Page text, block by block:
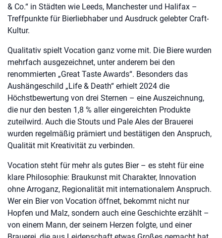
& Co.“ in Städten wie Leeds, Manchester und Halifax –
Treffpunkte für Bierliebhaber und Ausdruck gelebter Craft-
Kultur.
Qualitativ spielt Vocation ganz vorne mit. Die Biere wurden
mehrfach ausgezeichnet, unter anderem bei den
renommierten „Great Taste Awards“. Besonders das
Aushängeschild „Life & Death“ erhielt 2024 die
Höchstbewertung von drei Sternen – eine Auszeichnung,
die nur den besten 1,8 % aller eingereichten Produkte
zuteilwird. Auch die Stouts und Pale Ales der Brauerei
wurden regelmäßig prämiert und bestätigen den Anspruch,
Qualität mit Kreativität zu verbinden.
Vocation steht für mehr als gutes Bier – es steht für eine
klare Philosophie: Braukunst mit Charakter, Innovation
ohne Arroganz, Regionalität mit internationalem Anspruch.
Wer ein Bier von Vocation öffnet, bekommt nicht nur
Hopfen und Malz, sondern auch eine Geschichte erzählt –
von einem Mann, der seinem Herzen folgte, und einer